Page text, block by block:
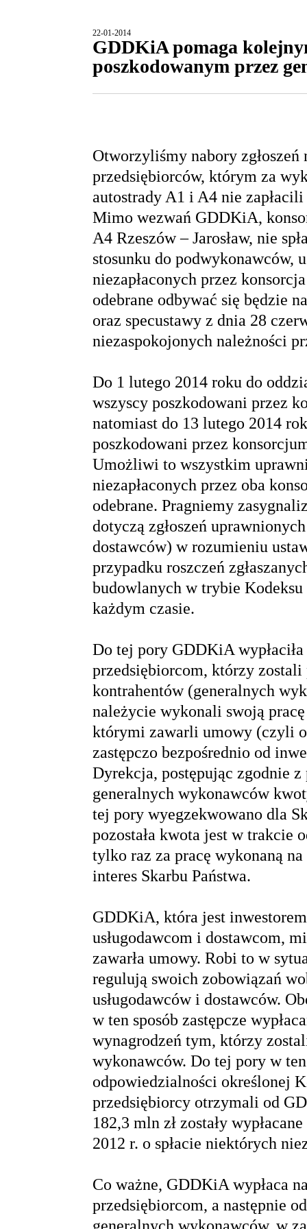
22-01-2014
GDDKiA pomaga
poszkodowanym przez
Otworzyliśmy nabory
przedsiębiorców, którym za
autostrady A1 i A4 nie
Mimo wezwań GDDKiA,
A4 Rzeszów – Jarosław, nie
stosunku do podwykonawców,
niezapłaconych przez
odebrane odbywać się będzie
oraz specustawy z dnia 28
niezaspokojonych należności
Do 1 lutego 2014 roku do
wszyscy poszkodowani przez
natomiast do 13 lutego 2014
poszkodowani przez
Umożliwi to wszystkim
niezapłaconych przez oba
odebrane. Pragniemy
dotyczą zgłoszeń
dostawców) w rozumieniu
przypadku roszczeń
budowlanych w trybie Kodeksu
każdym czasie.
Do tej pory GDDKiA
przedsiębiorcom, którzy
kontrahentów (generalnych
należycie wykonali swoją
którymi zawarli umowy (czyli
zastępczo bezpośrednio od
Dyrekcja, postępując zgodnie
generalnych wykonawców
tej pory wyegzekwowano dla
pozostała kwota jest w trakcie
tylko raz za pracę wykonaną
interes Skarbu Państwa.
GDDKiA, która jest
usługodawcom i dostawcom,
zawarła umowy. Robi to w
regulują swoich zobowiązań
usługodawców i dostawców.
w ten sposób zastępcze
wynagrodzeń tym, którzy
wykonawców. Do tej pory w
odpowiedzialności określonej
przedsiębiorcy otrzymali od
182,3 mln zł zostały
2012 r. o spłacie niektórych
Co ważne, GDDKiA wypłaca
przedsiębiorcom, a następnie